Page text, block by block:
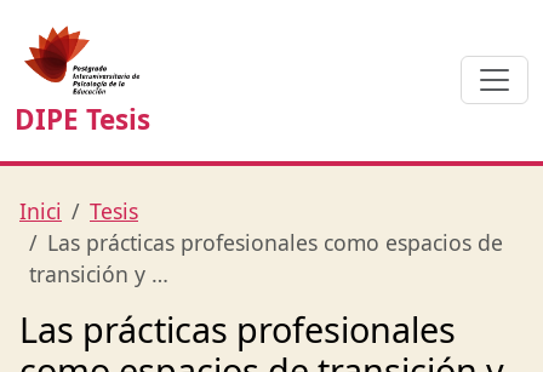
DIPE Tesis
Inici
Tesis
Las prácticas profesionales como espacios de
transición y …
Las prácticas profesionales